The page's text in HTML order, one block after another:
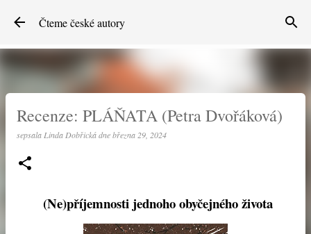
Přeskočit na hlavní obsah
Čteme české autory
Recenze: PLÁŇATA (Petra Dvořáková)
sepsala Linda Dobřickádnebřezna 29, 2024
(Ne)příjemnosti jednoho obyčejného života